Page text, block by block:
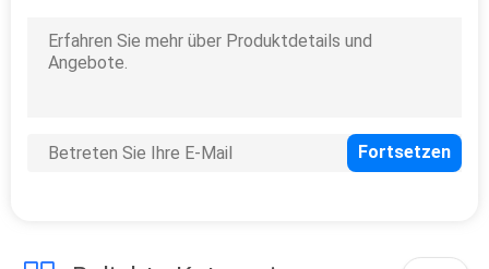
Verbindungsstück